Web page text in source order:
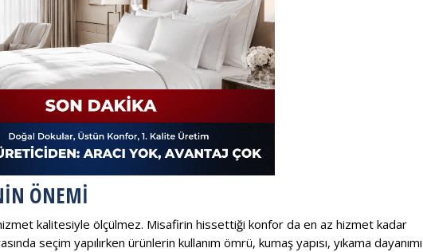
ÖNEMI
kalitesiyle ölçülmez. Misafirin hissettiği konfor da en az hizmet kadar
seçim yapılırken ürünlerin kullanım ömrü, kumaş yapısı, yıkama dayanımı